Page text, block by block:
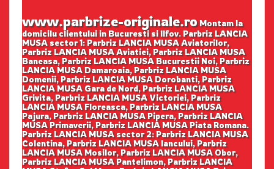
www.parbrize-originale.roMontam la
domicilu clientului in Bucuresti si Ilfov. Parbriz LANCIA
MUSA sector 1: Parbriz LANCIA MUSA Aviatorilor,
Parbriz LANCIA MUSA Aviatiei, Parbriz LANCIA MUSA
Baneasa, Parbriz LANCIA MUSA Bucurestii Noi, Parbriz
LANCIA MUSA Damaroaia, Parbriz LANCIA MUSA
Domenii, Parbriz LANCIA MUSA Dorobanti, Parbriz
LANCIA MUSA Gara de Nord, Parbriz LANCIA MUSA
Grivita, Parbriz LANCIA MUSA Victoriei, Parbriz
LANCIA MUSA Floreasca, Parbriz LANCIA MUSA
Pajura, Parbriz LANCIA MUSA Pipera, Parbriz LANCIA
MUSA Primaverii, Parbriz LANCIA MUSA Piata Romana.
Parbriz LANCIA MUSA sector 2: Parbriz LANCIA MUSA
Colentina, Parbriz LANCIA MUSA Iancului, Parbriz
LANCIA MUSA Mosilor, Parbriz LANCIA MUSA Obor,
Parbriz LANCIA MUSA Pantelimon, Parbriz LANCIA